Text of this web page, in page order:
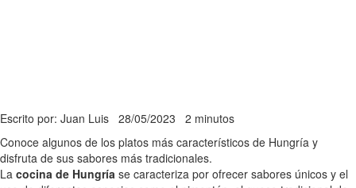
Escrito por: Juan Luis 28/05/2023 2 minutos
Conoce algunos de los platos más característicos de Hungría y
disfruta de sus sabores más tradicionales.
La cocina de Hungría se caracteriza por ofrecer sabores únicos y el